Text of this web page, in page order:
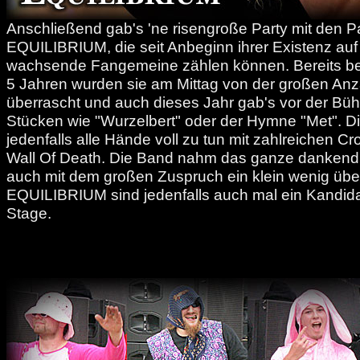
Anschließend gab's 'ne risengroße Party mit den
EQUILIBRIUM, die seit Anbeginn ihrer Existenz
wachsende Fangemeine zählen können. Bereits
5 Jahren wurden sie am Mittag von der großen
überrascht und auch dieses Jahr gab's vor der
Stücken wie "Wurzelbert" oder der Hymne "Met".
jedenfalls alle Hände voll zu tun mit zahlreichen
Wall Of Death. Die Band nahm das ganze
auch mit dem großen Zuspruch ein klein wenig
EQUILIBRIUM sind jedenfalls auch mal ein
Stage.